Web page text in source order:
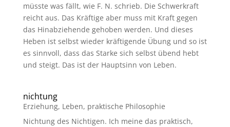
müsste was fällt, wie F. N. schrieb. Die Schwerkraft
reicht aus. Das Kräftige aber muss mit Kraft gegen
das Hinabziehende gehoben werden. Und dieses
Heben ist selbst wieder kräftigende Übung und so ist
es sinnvoll, dass das Starke sich selbst übend hebt
und steigt. Das ist der Hauptsinn von Leben.
nichtung
Erziehung, Leben, praktische Philosophie
Nichtung des Nichtigen. Ich meine das praktisch,